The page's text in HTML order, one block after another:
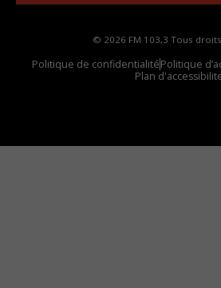
© 2026 FM 103,3 Tous
Politique de confidentialitéPolitique
Plan